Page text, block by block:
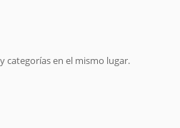
categorías en el mismo lugar.